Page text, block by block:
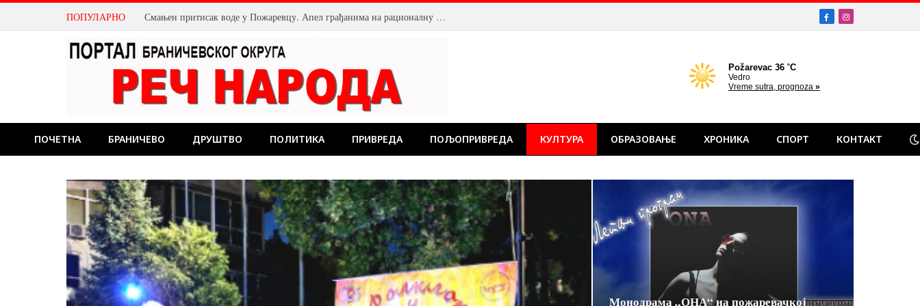
ПОПУЛАРНО Смањен притисак воде у Пожаревцу. Апел грађанима на рационалну потрошњу FacebookInstagram
ПОЧЕТНА БРАНИЧЕВО ДРУШТВО ПОЛИТИКА ПРИВРЕДА ПОЉОПРИВРЕДА КУЛТУРА ОБРАЗОВАЊЕ ХРОНИКА СПОРТ КОНТАКТ
Монодрама „ОНА“ на пожаревачкој